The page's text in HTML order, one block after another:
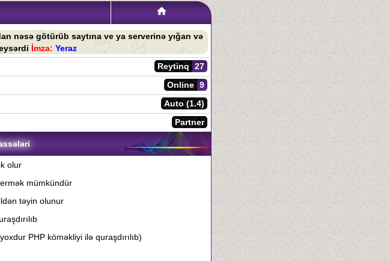
nəsə götürüb saytına ve ya serverinə yığan və
İmza: Yeraz
27
Reytinq
9
Online
Auto (1.4)
Partner
olur
mümkündür
təyin olunur
PHP köməkliyi ilə quraşdırılıb)